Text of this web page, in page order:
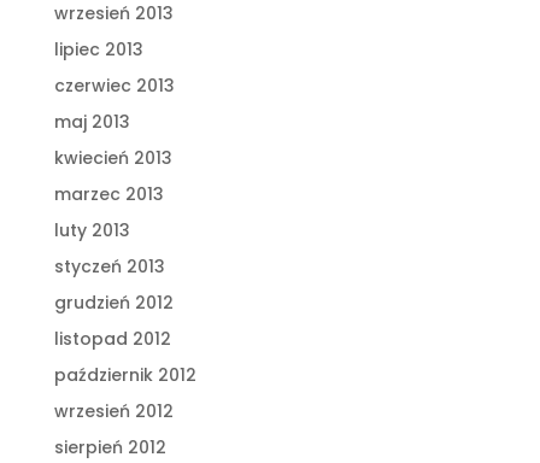
wrzesień 2013
lipiec 2013
czerwiec 2013
maj 2013
kwiecień 2013
marzec 2013
luty 2013
styczeń 2013
grudzień 2012
listopad 2012
październik 2012
wrzesień 2012
sierpień 2012